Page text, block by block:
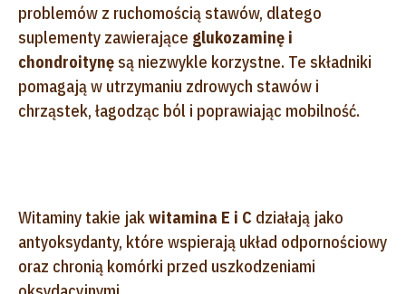
problemów z ruchomością stawów, dlatego
suplementy zawierające glukozaminę i
chondroitynę są niezwykle korzystne. Te składniki
pomagają w utrzymaniu zdrowych stawów i
chrząstek, łagodząc ból i poprawiając mobilność.
Witaminy takie jakwitamina E i C działają jako
antyoksydanty, które wspierają układ odpornościowy
oraz chronią komórki przed uszkodzeniami